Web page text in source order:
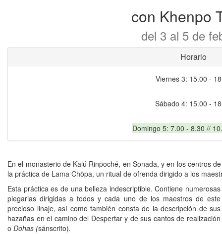
con Khenpo
del 3 al 5 de
Horario
Viernes 3: 15.00 -
Sábado 4: 15.00 -
Domingo 5: 7.00 - 8.30 //
En el monasterio de Kalú Rinpoché, en Sonada, y en los centros
la práctica de Lama Chöpa, un ritual de ofrenda dirigido a los
Esta práctica es de una belleza indescriptible. Contiene numerosas
plegarias dirigidas a todos y cada uno de los maestros de este
precioso linaje, así como también consta de la descripción de sus
hazañas en el camino del Despertar y de sus cantos de realización
o Dohas (sánscrito).